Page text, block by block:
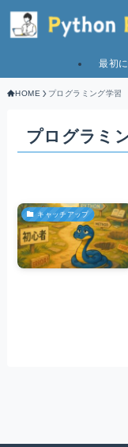
最初
HOME プログラミング学習
プログラミ
キャッチアップ